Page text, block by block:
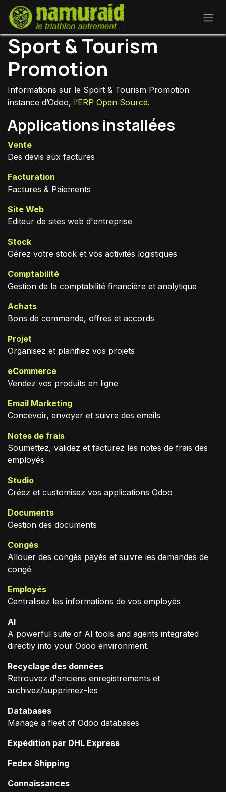
Se rendre au contenu
Sport & Tourism
Promotion
Informations sur le Sport & Tourism Promotion
instance d’Odoo, l’ERP Open Source.
Applications installées
Vente
Des devis aux factures
Facturation
Factures & Paiements
Site Web
Editeur de sites web d'entreprise
Stock
Gérez votre stock et vos activités logistiques
Comptabilité
Gestion de la comptabilité financière et analytique
Achats
Bons de commande, offres et accords
Projet
Organisez et planifiez vos projets
eCommerce
Vendez vos produits en ligne
Email Marketing
Concevoir, envoyer et suivre des emails
Notes de frais
Soumettez, validez et facturez les notes de frais des
employés
Studio
Créez et customisez vos applications Odoo
Documents
Gestion des documents
Congés
Allouer des congés payés et suivre les demandes de
congé
Employés
Centralisez les informations de vos employés
AI
A powerful suite of AI tools and agents integrated
directly into your Odoo environment.
Recyclage des données
Retrouvez d'anciens enregistrements et
archivez/supprimez-les
Databases
Manage a fleet of Odoo databases
Expédition par DHL Express
Fedex Shipping
Connaissances